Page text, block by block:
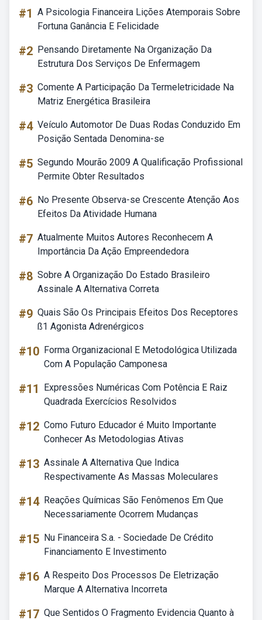
#1 A Psicologia Financeira Lições Atemporais Sobre
Fortuna Ganância E Felicidade
#2 Pensando Diretamente Na Organização Da
Estrutura Dos Serviços De Enfermagem
#3 Comente A Participação Da Termeletricidade Na
Matriz Energética Brasileira
#4 Veículo Automotor De Duas Rodas Conduzido Em
Posição Sentada Denomina-se
#5 Segundo Mourão 2009 A Qualificação Profissional
Permite Obter Resultados
#6 No Presente Observa-se Crescente Atenção Aos
Efeitos Da Atividade Humana
#7 Atualmente Muitos Autores Reconhecem A
Importância Da Ação Empreendedora
#8 Sobre A Organização Do Estado Brasileiro
Assinale A Alternativa Correta
#9 Quais São Os Principais Efeitos Dos Receptores
ß1 Agonista Adrenérgicos
#10 Forma Organizacional E Metodológica Utilizada
Com A População Camponesa
#11
Expressões Numéricas Com Potência E Raiz
Quadrada Exercícios Resolvidos
#12 Como Futuro Educador é Muito Importante
Conhecer As Metodologias Ativas
#13 Assinale A Alternativa Que Indica
Respectivamente As Massas Moleculares
#14 Reações Químicas São Fenômenos Em Que
Necessariamente Ocorrem Mudanças
#15 Nu Financeira S.a. - Sociedade De Crédito
Financiamento E Investimento
#16 A Respeito Dos Processos De Eletrização
Marque A Alternativa Incorreta
#17 Que Sentidos O Fragmento Evidencia Quanto à